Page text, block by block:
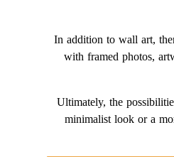
In addition to wall art,
with framed photos,
Ultimately, the
minimalist look or a